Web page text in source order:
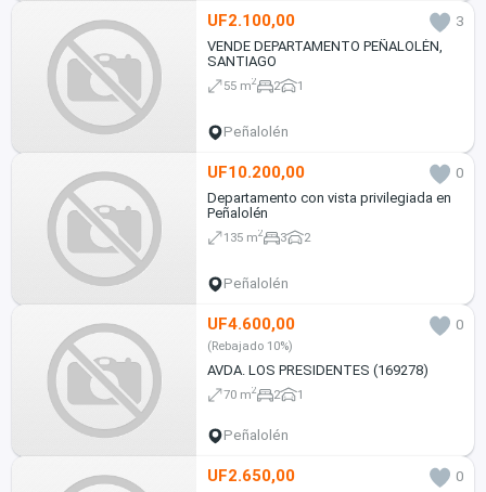
UF2.100,00
3
VENDE DEPARTAMENTO PEÑALOLÉN,
SANTIAGO
55 m2 2 1
Peñalolén
UF10.200,00
0
Departamento con vista privilegiada en
Peñalolén
135 m2 3 2
Peñalolén
UF4.600,00 0
(Rebajado 10%)
AVDA. LOS PRESIDENTES (169278)
70 m2 2 1
Peñalolén
UF2.650,00
0